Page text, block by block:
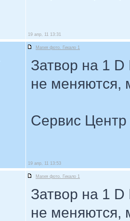
19 апр, 11 13:31
Магия фото. Гикало 1
Затвор на 1
не меняются,
Сервис Центр
19 апр, 11 13:53
Магия фото. Гикало 1
Затвор на 1
не меняются,